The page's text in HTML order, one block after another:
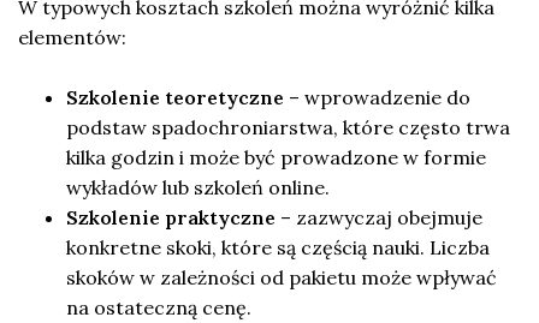
W typowych kosztach szkoleń można wyróżnić kilka
elementów:
Szkolenie teoretyczne – wprowadzenie do
podstaw spadochroniarstwa, które często trwa
kilka godzin i może być prowadzone w formie
wykładów lub szkoleń online.
Szkolenie praktyczne – zazwyczaj obejmuje
konkretne skoki, które są częścią nauki. Liczba
skoków w zależności od pakietu może wpływać
na ostateczną cenę.